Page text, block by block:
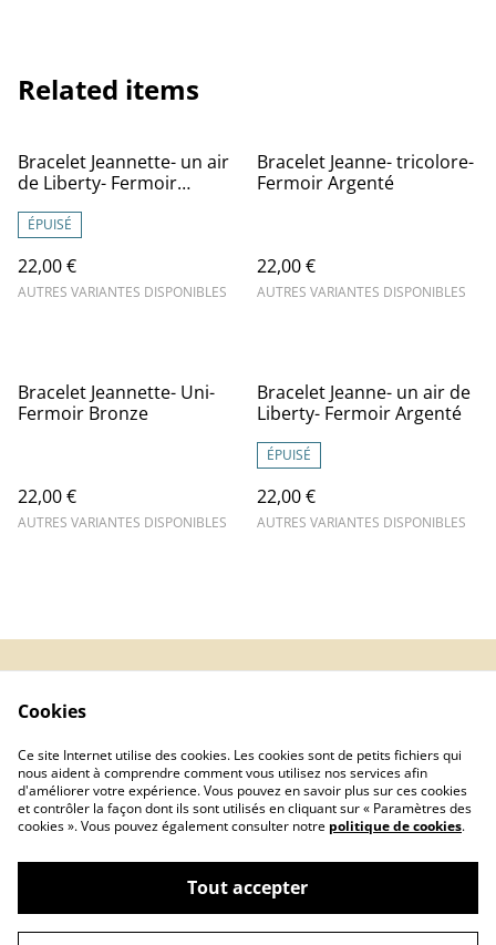
Related items
Bracelet Jeannette- un air
de Liberty- Fermoir
ÉPUISÉ
22,00 €
AUTRES VARIANTES DISPONIBLES
Bracelet Jeanne- tricolore-
Fermoir Argenté
22,00 €
AUTRES VARIANTES DISPONIBLES
Bracelet Jeannette- Uni-
Fermoir Bronze
22,00 €
AUTRES VARIANTES DISPONIBLES
Bracelet Jeanne- un air de
Liberty- Fermoir Argenté
ÉPUISÉ
22,00 €
AUTRES VARIANTES DISPONIBLES
Inscription
newsletter
©2026L'abeille et le fil
Cookies
Ce site Internet utilise des cookies. Les cookies sont de petits fichiers qui
nous aident à comprendre comment vous utilisez nos services afin
d'améliorer votre expérience. Vous pouvez en savoir plus sur ces cookies
et contrôler la façon dont ils sont utilisés en cliquant sur « Paramètres des
cookies ». Vous pouvez également consulter notre politique de cookies.
Tout accepter